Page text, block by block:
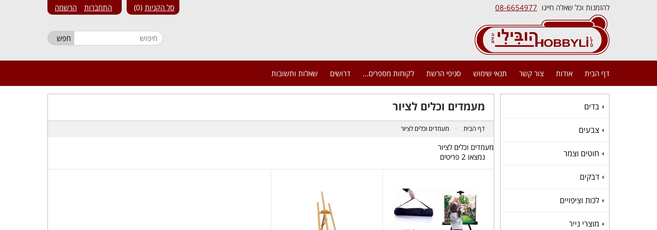
התחברות הרשמה סל הקניות 0 להזמנות וכל שאלה חייגו 08-6654977
דף הבית אודות צור קשר תנאי שימוש סניפי הרשת לקוחות מספרים... דרושים שאלות ותשובות
+
בדים
+
צבעים
+
חוטים וצמר
+
דבקים
+
לכות וציפויים
+
מוצרי נייר
מעמדים וכלים לציור
דף הבית מעמדים וכלים לציור
מעמדים וכלים לציור
נמצאו 2 פריטים